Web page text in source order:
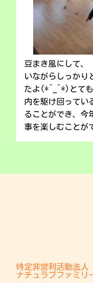
豆まき風にして、
いながらしっかり
たよ(*^_^*)とて
内を駆け回ってい
ることができ、今
事を楽しむことが
特定非営利活動法人
ナチュラブファミリ